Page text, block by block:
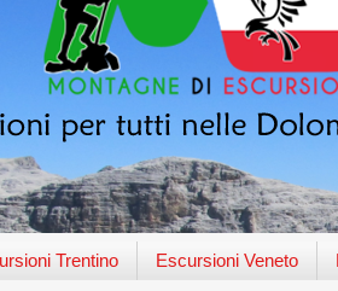
Trentino Escursioni Veneto